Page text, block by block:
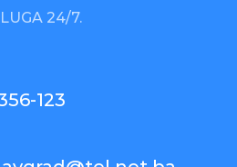
24/7.
123